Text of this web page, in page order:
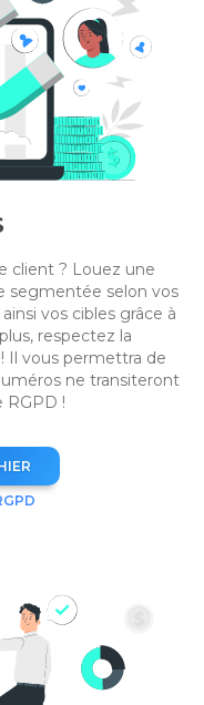
client ? Louez une
segmentée selon vos
vos cibles grâce à
respectez la
Il vous permettra de
ne transiteront
RGPD !